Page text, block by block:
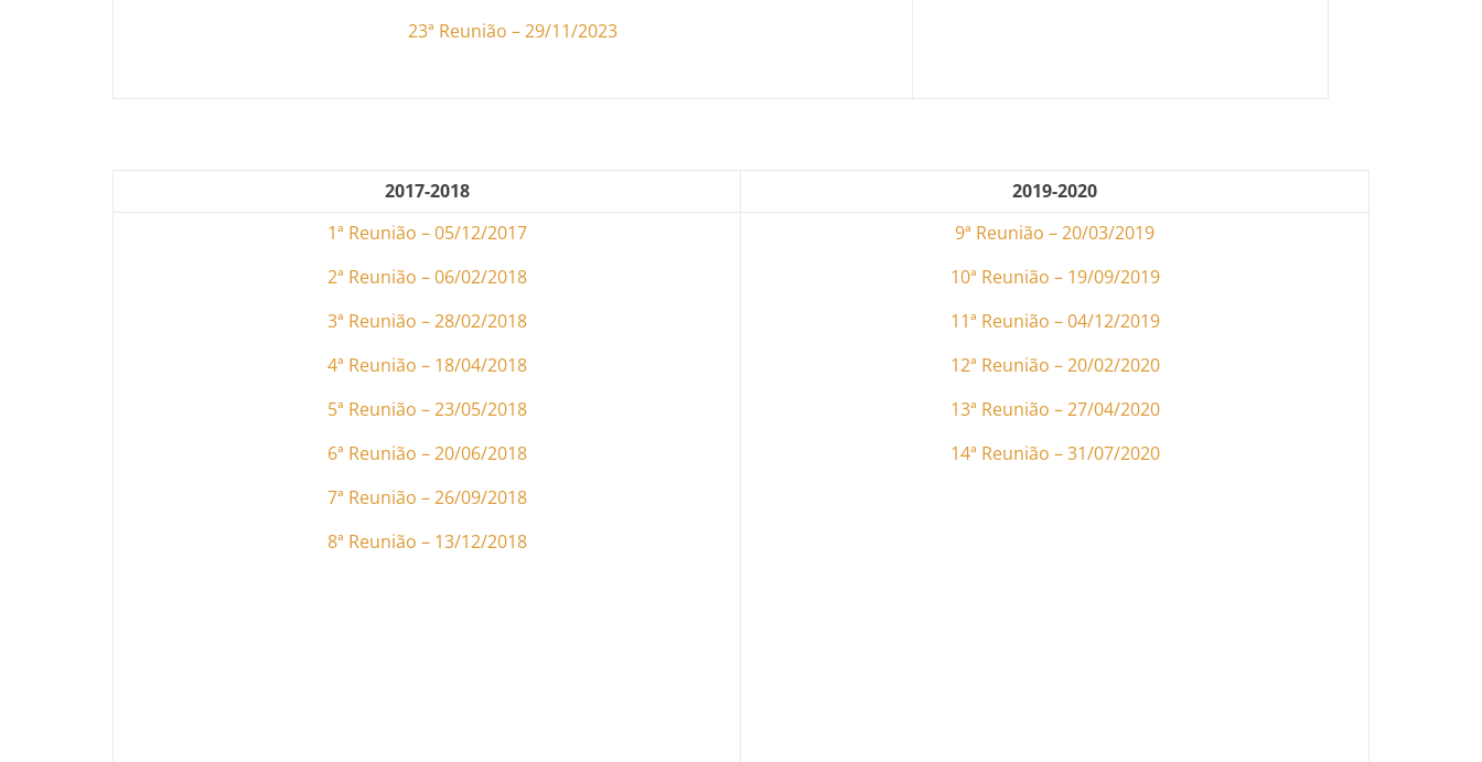
23ª Reunião – 29/11/2023
2017-2018
2019-2020
1ª Reunião – 05/12/2017
2ª Reunião – 06/02/2018
3ª Reunião – 28/02/2018
4ª Reunião – 18/04/2018
5ª Reunião – 23/05/2018
6ª Reunião – 20/06/2018
7ª Reunião – 26/09/2018
8ª Reunião – 13/12/2018
9ª Reunião – 20/03/2019
10ª Reunião – 19/09/2019
11ª Reunião – 04/12/2019
12ª Reunião – 20/02/2020
13ª Reunião – 27/04/2020
14ª Reunião – 31/07/2020